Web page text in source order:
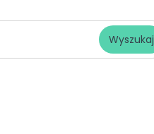
Wyszukaj